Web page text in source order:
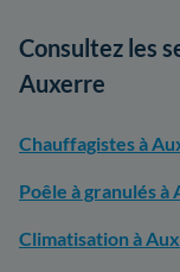
Consultez les
Auxerre
Chauffagistes à
Poêle à granulés à
Climatisation à